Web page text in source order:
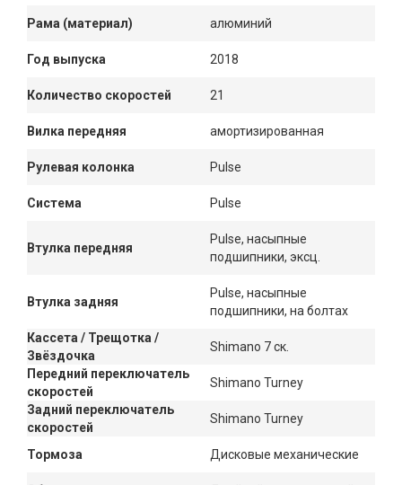
Рама (материал) алюминий
Год выпуска 2018
Количество скоростей 21
Вилка передняя амортизированная
Рулевая колонка Pulse
Система Pulse
Втулка передняя
Pulse, насыпные
подшипники, эксц.
Втулка задняя
Pulse, насыпные
подшипники, на болтах
Кассета / Трещотка /
Звёздочка
Shimano 7 ск.
Передний переключатель
скоростей
Shimano Turney
Задний переключатель
скоростей
Shimano Turney
Тормоза Дисковые механические